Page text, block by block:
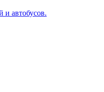
автобусов.